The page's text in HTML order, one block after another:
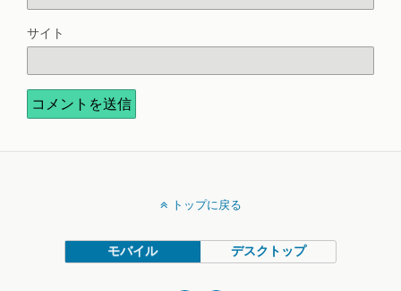
サイト
トップに戻る
モバイル デスクトップ